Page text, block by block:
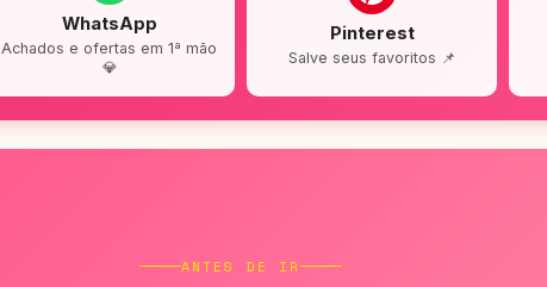
WhatsApp
Achados e ofertas em 1ª mão
💎
Pinterest
Salve seus favoritos 📌
ANTES DE IR